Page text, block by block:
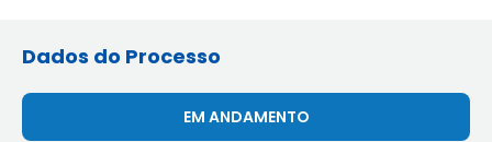
Dados do Processo
EM ANDAMENTO